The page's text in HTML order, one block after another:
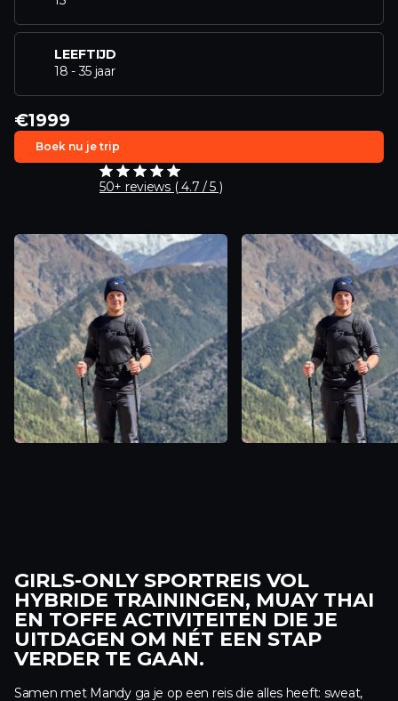
LEEFTIJD
18 - 35 jaar
€1999
Boek nu je trip
50+ reviews ( 4.7 / 5 )
GIRLS-ONLY SPORTREIS VOL
HYBRIDE TRAININGEN, MUAY THAI
EN TOFFE ACTIVITEITEN DIE JE
UITDAGEN OM NÉT EEN STAP
VERDER TE GAAN.
Samen met Mandy ga je op een reis die alles heeft: sweat,